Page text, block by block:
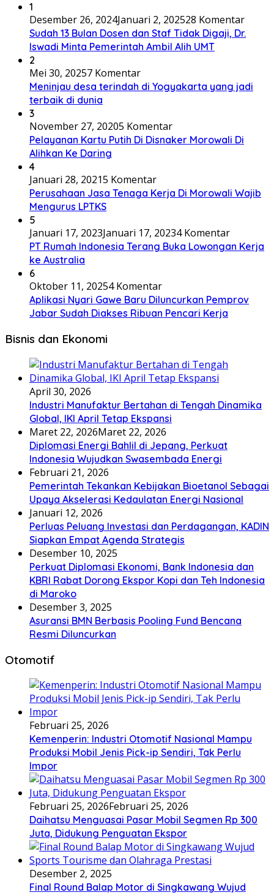
1
Desember 26, 2024Januari 2, 202528 Komentar
Sudah 13 Bulan Dosen dan Staf Tidak Digaji, Dr.
Iswadi Minta Pemerintah Ambil Alih UMT
2
Mei 30, 20257 Komentar
Meninjau desa terindah di Yogyakarta yang jadi
terbaik di dunia
3
November 27, 20205 Komentar
Pelayanan Kartu Putih Di Disnaker Morowali Di
Alihkan Ke Daring
4
Januari 28, 20215 Komentar
Perusahaan Jasa Tenaga Kerja Di Morowali Wajib
Mengurus LPTKS
5
Januari 17, 2023Januari 17, 20234 Komentar
PT Rumah Indonesia Terang Buka Lowongan Kerja
ke Australia
6
Oktober 11, 20254 Komentar
Aplikasi Nyari Gawe Baru Diluncurkan Pemprov
Jabar Sudah Diakses Ribuan Pencari Kerja
Bisnis dan Ekonomi
April 30, 2026
Industri Manufaktur Bertahan di Tengah Dinamika
Global, IKI April Tetap Ekspansi
Maret 22, 2026Maret 22, 2026
Diplomasi Energi Bahlil di Jepang, Perkuat
Indonesia Wujudkan Swasembada Energi
Februari 21, 2026
Pemerintah Tekankan Kebijakan Bioetanol Sebagai
Upaya Akselerasi Kedaulatan Energi Nasional
Januari 12, 2026
Perluas Peluang Investasi dan Perdagangan, KADIN
Siapkan Empat Agenda Strategis
Desember 10, 2025
Perkuat Diplomasi Ekonomi, Bank Indonesia dan
KBRI Rabat Dorong Ekspor Kopi dan Teh Indonesia
di Maroko
Desember 3, 2025
Asuransi BMN Berbasis Pooling Fund Bencana
Resmi Diluncurkan
Otomotif
Februari 25, 2026
Kemenperin: Industri Otomotif Nasional Mampu
Produksi Mobil Jenis Pick-ip Sendiri, Tak Perlu
Impor
Februari 25, 2026Februari 25, 2026
Daihatsu Menguasai Pasar Mobil Segmen Rp 300
Juta, Didukung Penguatan Ekspor
Desember 2, 2025
Final Round Balap Motor di Singkawang Wujud